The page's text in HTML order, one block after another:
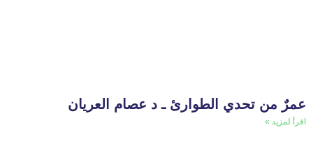
عمرٌ من تحدي الطوارئ ـ د عصام العريان
اقرأ لمزيد »